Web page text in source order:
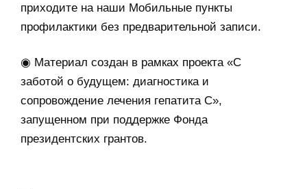
приходите на наши Мобильные пункты
профилактики без предварительной записи.
◉ Материал создан в рамках проекта «С
заботой о будущем: диагностика и
сопровождение лечения гепатита С»,
запущенном при поддержке Фонда
президентских грантов.